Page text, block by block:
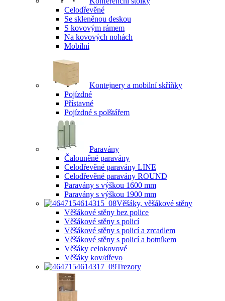
Celodřevěné
Se skleněnou deskou
S kovovým rámem
Na kovových nohách
Mobilní
Kontejnery a mobilní skříňky
Pojízdné
Přístavné
Pojízdné s polštářem
Paravány
Čalouněné paravány
Celodřevěné paravány LINE
Celodřevěné paravány ROUND
Paravány s výškou 1600 mm
Paravány s výškou 1900 mm
Věšáky, věšákové stěny
Věšákové stěny bez police
Věšákové stěny s policí
Věšákové stěny s policí a zrcadlem
Věšákové stěny s policí a botníkem
Věšáky celokovové
Věšáky kov/dřevo
Trezory